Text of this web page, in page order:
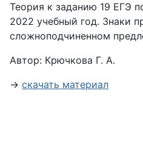
Теория к заданию 19 ЕГЭ
2022 учебный год. Знаки
сложноподчиненном
Автор: Крючкова Г. А.
→ скачать материал